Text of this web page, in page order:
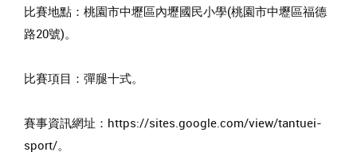
比賽地點：桃園市中壢區內壢國民小學(桃園市中壢區福德
路20號)。
比賽項目：彈腿十式。
賽事資訊網址：https://sites.google.com/view/tantuei-
sport/。